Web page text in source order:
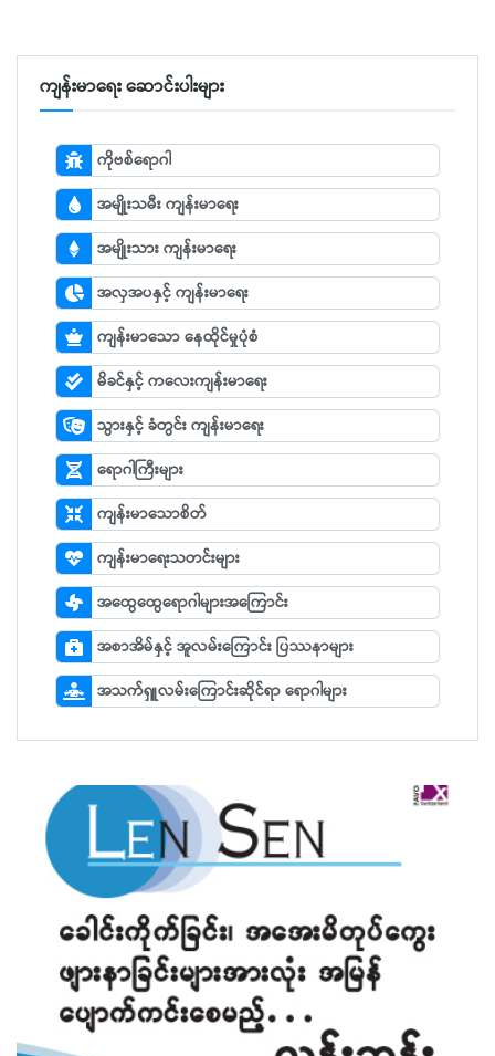
ကျန်းမာရေး ဆောင်းပါးများ
ကိုဗစ်ရောဂါ
အမျိုးသမီး ကျန်းမာရေး
အမျိုးသား ကျန်းမာရေး
အလှအပနှင့် ကျန်းမာရေး
ကျန်းမာသော နေထိုင်မှုပုံစံ
မိခင်နှင့် ကလေးကျန်းမာရေး
သွားနှင့် ခံတွင်း ကျန်းမာရေး
ရောဂါကြီးများ
ကျန်းမာသောစိတ်
ကျန်းမာရေးသတင်းများ
အထွေထွေရောဂါများအကြောင်း
အစာအိမ်နှင့် အူလမ်းကြောင်း ပြဿနာများ
အသက်ရှူလမ်းကြောင်းဆိုင်ရာ ရောဂါများ